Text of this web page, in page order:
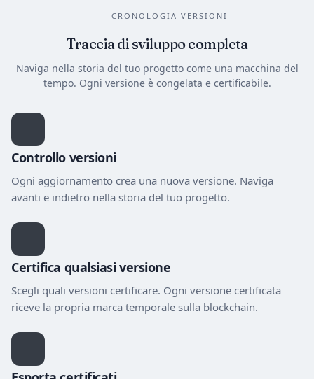
CRONOLOGIA VERSIONI
Traccia di sviluppo completa
Naviga nella storia del tuo progetto come una macchina del
tempo. Ogni versione è congelata e certificabile.
Controllo versioni
Ogni aggiornamento crea una nuova versione. Naviga
avanti e indietro nella storia del tuo progetto.
Certifica qualsiasi versione
Scegli quali versioni certificare. Ogni versione certificata
riceve la propria marca temporale sulla blockchain.